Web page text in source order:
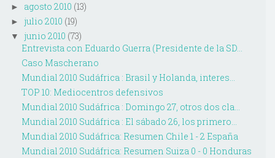
► agosto 2010 (13)
► julio 2010 (19)
▼ junio 2010 (73)
Entrevista con Eduardo Guerra (Presidente de la SD...
Caso Mascherano
Mundial 2010 Sudáfrica : Brasil y Holanda, interes...
TOP 10: Mediocentros defensivos
Mundial 2010 Sudáfrica : Domingo 27, otros dos cla...
Mundial 2010 Sudáfrica : El sábado 26, los primero...
Mundial 2010 Sudáfrica: Resumen Chile 1 - 2 España
Mundial 2010 Sudáfrica: Resumen Suiza 0 - 0 Honduras